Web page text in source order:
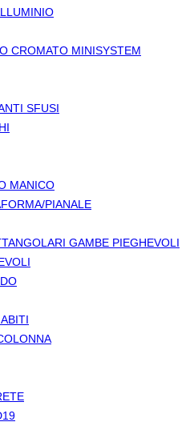
CROMATO MINISYSTEM
SFUSI
MANICO
PIANALE
GAMBE PIEGHEVOLI